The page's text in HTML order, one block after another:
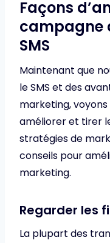
Façons
campagne
SMS
Maintenant que
le SMS et des
marketing,
améliorer et tirer
stratégies de
conseils pour
marketing.
Regarder les
La plupart des